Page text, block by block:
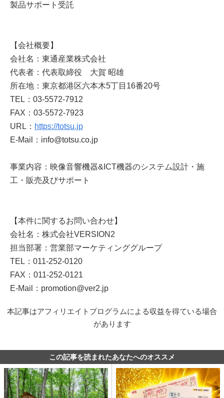
製品サポート受託
【会社概要】
会社名：東通産業株式会社
代表者：代表取締役 大賀 昭雄
所在地：東京都港区六本木5丁目16番20号
TEL：03-5572-7912
FAX：03-5572-7923
URL： https://totsu.jp
E-Mail：info@totsu.co.jp
事業内容：映像音響機器&ICT機器のシステム設計・施
工・販売及びサポート
【本件に関するお問い合わせ】
会社名：株式会社VERSION2
担当部署：営業部マーケティンググループ
TEL：011-252-0120
FAX：011-252-0121
E-Mail：promotion@ver2.jp
本記事はアフィリエイトプログラムによる収益を得ている場合
があります
この記事を読まれたあなたへのオススメ